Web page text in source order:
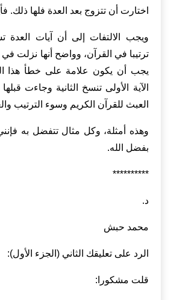
اختارت أن تتزوج بعد العدة فلها ذلك.
ويجب الالتفات إلى أن آيات العدة
ترتيبا في القرآن، وواضح أنها نزلت
يجب أن يكون علامة على خطأ هذا
الآية الأولى تنسخ الثانية وجاءت
العبث للقرآن الكريم وسوء الترتيب
وهذه أمثلة، وكل مثال تتفضل به
بفضل الله.
**********
د.
محمد حبش
الرد على تعليقك الثاني (الجزء الأول):
قلت مشكورا: